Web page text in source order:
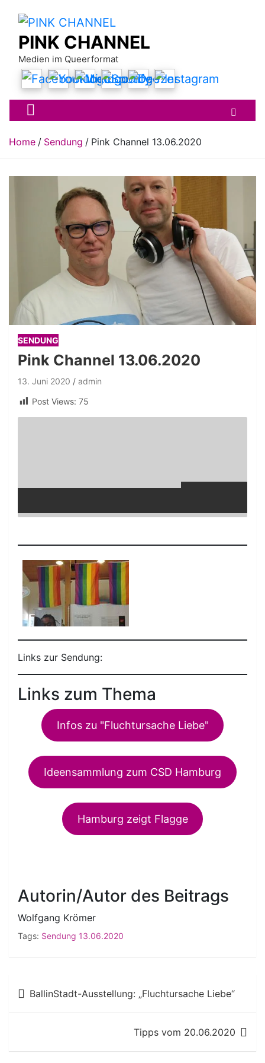
contentPINK CHANNEL
Medien im Queerformat
Home Sendung Pink Channel 13.06.2020
SENDUNG
Pink Channel 13.06.2020
13. Juni 2020
admin
Post Views: 75
Links zur Sendung:
Links zum Thema
Infos zu "Fluchtursache Liebe"
Ideensammlung zum CSD Hamburg
Hamburg zeigt Flagge
Autorin/Autor des Beitrags
Wolfgang Krömer
Tags: Sendung 13.06.2020
Beitragsnavigation
BallinStadt-Ausstellung: „Fluchtursache Liebe“
Tipps vom 20.06.2020